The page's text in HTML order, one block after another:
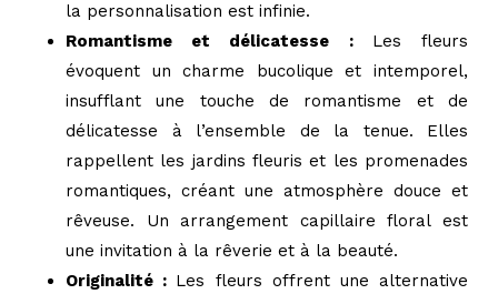
la personnalisation est infinie.
Romantisme et délicatesse : Les fleurs
évoquent un charme bucolique et intemporel,
insufflant une touche de romantisme et de
délicatesse à l’ensemble de la tenue. Elles
rappellent les jardins fleuris et les promenades
romantiques, créant une atmosphère douce et
rêveuse. Un arrangement capillaire floral est
une invitation à la rêverie et à la beauté.
Originalité : Les fleurs offrent une alternative